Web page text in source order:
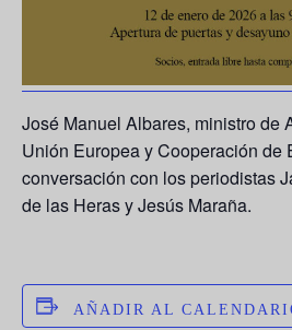
José Manuel Albares, ministro de
Unión Europea y Cooperación de
conversación con los periodistas
de las Heras y Jesús Maraña.
AÑADIR AL